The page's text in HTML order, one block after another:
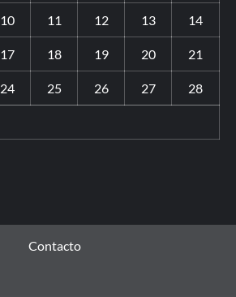
10 11 12 13 14
17 18 19 20 21
24 25 26 27 28
Contacto